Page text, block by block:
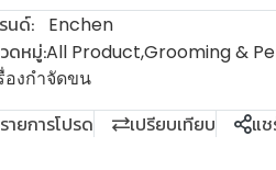
นด์:
Enchen
ดหมู่:All Product,Grooming &
องกำจัดขน
รายการโปรด เปรียบเทียบ แ